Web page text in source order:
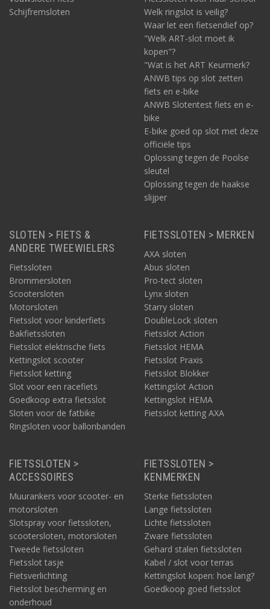
Schijfremsloten
Welk ringslot is veilig?
Waar let een fietsendief op?
"Welk ART-slot moet ik
kopen"?
"Wat is het ART Keurmerk?
ANWB tips op slot zetten
fiets en e-bike
ANWB Slotentest fiets en e-
bike
E-bike goed op slot met deze
officiële tips
Oplossing tegen de Poolse
sleutel
Oplossing tegen de haakse
slijper
SLOTEN > FIETS &
ANDERE TWEEWIELERS
Fietssloten
Brommersloten
Scootersloten
Motorsloten
Fietsslot voor kinderfiets
Bakfietssloten
Fietsslot elektrische fiets
Kettingslot scooter
Fietsslot ketting
Slot voor een racefiets
Goedkoop extra fietsslot
Sloten voor de fatbike
Ringsloten voor ballonbanden
FIETSSLOTEN > MERKEN
AXA sloten
Abus sloten
Pro-tect sloten
Lynx sloten
Starry sloten
DoubleLock sloten
Fietsslot Action
Fietsslot HEMA
Fietsslot Praxis
Fietsslot Blokker
Kettingslot Action
Kettingslot HEMA
Fietsslot ketting AXA
FIETSSLOTEN >
ACCESSOIRES
Muurankers voor scooter- en
motorsloten
Slotspray voor fietssloten,
scootersloten, motorsloten
Tweede fietssloten
Fietsslot tasje
Fietsverlichting
Fietsslot bescherming en
onderhoud
FIETSSLOTEN >
KENMERKEN
Sterke fietssloten
Lange fietssloten
Lichte fietssloten
Zware fietssloten
Gehard stalen fietssloten
Kabel / slot voor terras
Kettingslot kopen: hoe lang?
Goedkoop goed fietsslot